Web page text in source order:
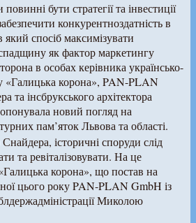
бути стратегії та інвестиції
конкурентноздатність в
який спосіб максимізувати
як фактор маркетингу
в особах керівника українсько-
«Галицька корона», PAN-PLAN
та інсбрукського архітектора
новий погляд на
пам’яток Львова та області.
історичні споруди слід
та ревіталізовувати. На це
корона», що постав на
цього року PAN-PLAN GmbH із
Миколою